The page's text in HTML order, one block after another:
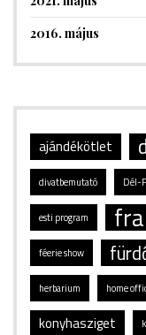
2016. május
ajándékötlet
divatbemutató Dél-
esti program
féerie show
herbarium home
konyhasziget